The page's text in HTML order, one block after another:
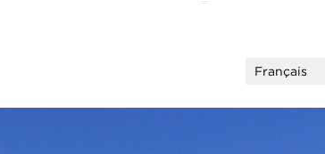
Français